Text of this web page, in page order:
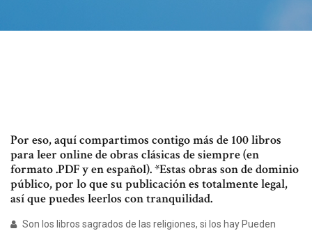
Por eso, aquí compartimos contigo más de 100 libros
para leer online de obras clásicas de siempre (en
formato .PDF y en español). *Estas obras son de dominio
público, por lo que su publicación es totalmente legal,
así que puedes leerlos con tranquilidad.
Son los libros sagrados de las religiones, si los hay Pueden